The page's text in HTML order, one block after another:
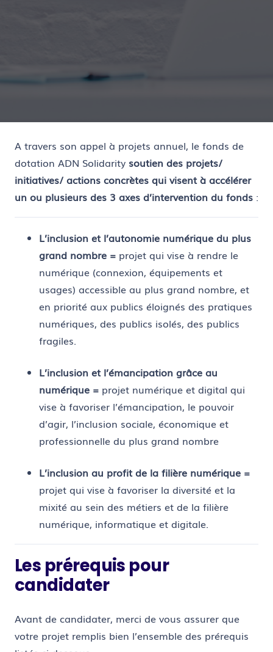
A travers son appel à projets annuel, le fonds de
dotation ADN Solidarity soutien des projets/
initiatives/ actions concrètes qui visent à accélérer
un ou plusieurs des 3 axes d’intervention du fonds :
L’inclusion et l’autonomie numérique du plus
grand nombre = projet qui vise à rendre le
numérique (connexion, équipements et
usages) accessible au plus grand nombre, et
en priorité aux publics éloignés des pratiques
numériques, des publics isolés, des publics
fragiles.
L’inclusion et l’émancipation grâce au
numérique = projet numérique et digital qui
vise à favoriser l’émancipation, le pouvoir
d’agir, l’inclusion sociale, économique et
professionnelle du plus grand nombre
L’inclusion au profit de la filière numérique =
projet qui vise à favoriser la diversité et la
mixité au sein des métiers et de la filière
numérique, informatique et digitale.
Les prérequis pour
candidater
Avant de candidater, merci de vous assurer que
votre projet remplis bien l’ensemble des prérequis